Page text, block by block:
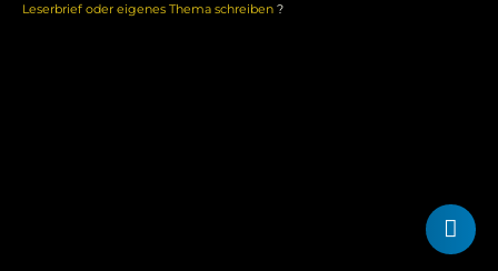
Leserbrief oder eigenes Thema schreiben ?